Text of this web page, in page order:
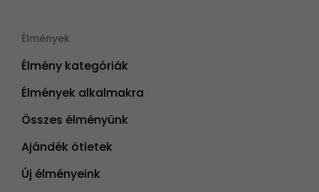
Élmények
Élmény kategóriák
Élmények alkalmakra
Összes élményünk
Ajándék ötletek
Új élményeink